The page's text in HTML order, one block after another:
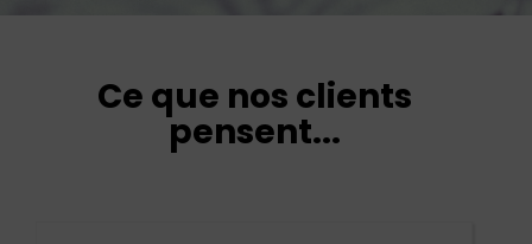
Ce que nos clients
pensent...